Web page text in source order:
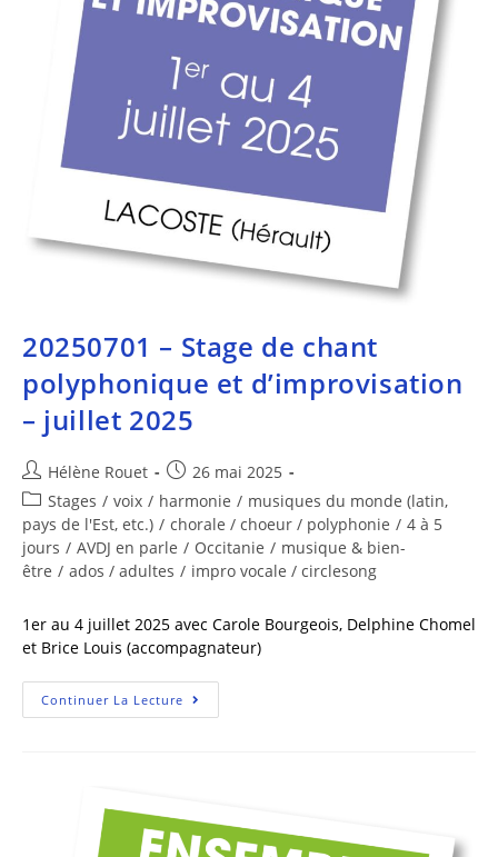
20250701 – Stage de chant
polyphonique et d’improvisation
– juillet 2025
Hélène Rouet
26 mai 2025
Stages / voix / harmonie / musiques du monde (latin,
pays de l'Est, etc.) / chorale / choeur / polyphonie / 4 à 5
jours / AVDJ en parle / Occitanie / musique & bien-
être / ados / adultes / impro vocale / circlesong
1er au 4 juillet 2025 avec Carole Bourgeois, Delphine Chomel
et Brice Louis (accompagnateur)
Continuer La Lecture